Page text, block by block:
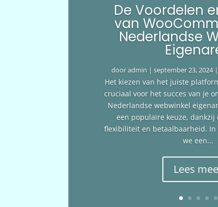
De Voordelen
van
Nederlandse
dooradmin |september 23, 2024
Het kiezen van het juiste
cruciaal voor het succes van je
Nederlandse webwinkel
een populaire keuze, dankzij
flexibiliteit en betaalbaarheid. In
we een...
Lees